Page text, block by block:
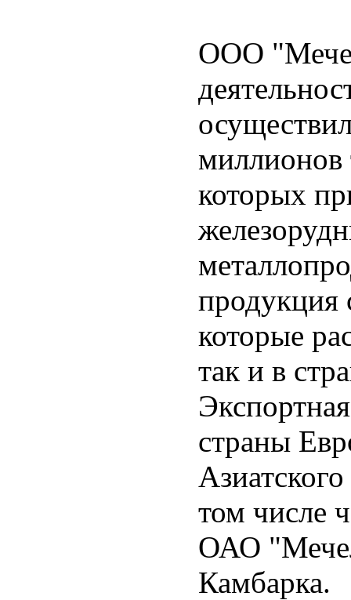
ООО
миллионов
которых
продукция
которые
так и в
страны
том числе
ОАО
Камбарка.